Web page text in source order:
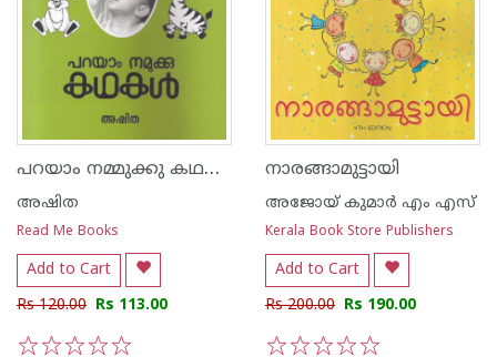
പറയാം നമ്മുക്കു കഥകള്‍
അഷിത
Read Me Books
Add to Cart
Rs 120.00 Rs 113.00
നാരങ്ങാമുട്ടായി
അജോയ് കുമാര്‍ എം എസ്
Kerala Book Store Publishers
Add to Cart
Rs 200.00 Rs 190.00